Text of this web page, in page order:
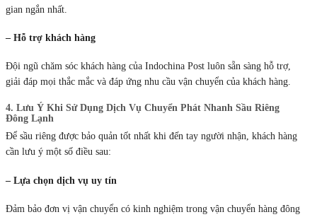
gian ngắn nhất.
– Hỗ trợ khách hàng
Đội ngũ chăm sóc khách hàng của Indochina Post luôn sẵn sàng hỗ trợ,
giải đáp mọi thắc mắc và đáp ứng nhu cầu vận chuyển của khách hàng.
4. Lưu Ý Khi Sử Dụng Dịch Vụ Chuyển Phát Nhanh Sầu Riêng
Đông Lạnh
Để sầu riêng được bảo quản tốt nhất khi đến tay người nhận, khách hàng
cần lưu ý một số điều sau:
– Lựa chọn dịch vụ uy tín
Đảm bảo đơn vị vận chuyển có kinh nghiệm trong vận chuyển hàng đông